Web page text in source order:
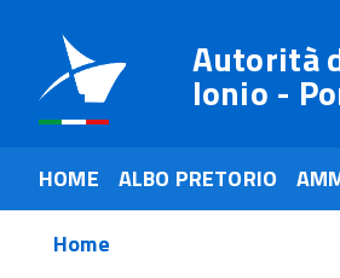
Autorità
Ionio -
HOME ALBO PRETORIO
Home